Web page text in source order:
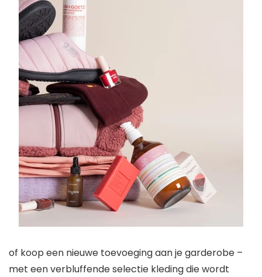
of koop een nieuwe toevoeging aan je garderobe –
met een verbluffende selectie kleding die wordt